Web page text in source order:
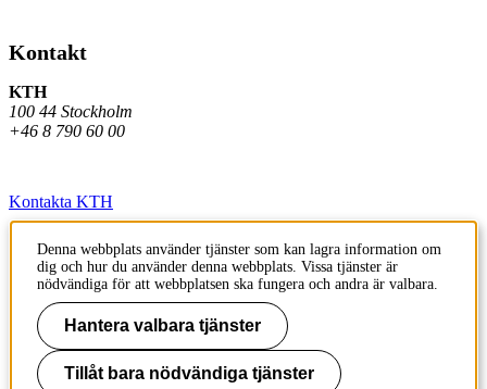
Kontakt
KTH
100 44 Stockholm
+46 8 790 60 00
Kontakta KTH
Jobba på KTH
Press och media
Faktura och betalning KTH
Om KTH:s webbplatser
Denna webbplats använder tjänster som kan lagra information om
dig och hur du använder denna webbplats. Vissa tjänster är
nödvändiga för att webbplatsen ska fungera och andra är valbara.
Hantera valbara tjänster
Tillåt bara nödvändiga tjänster